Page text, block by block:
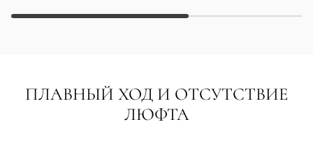
ПЛАВНЫЙ ХОД И ОТСУТСТВИЕ
ЛЮФТА